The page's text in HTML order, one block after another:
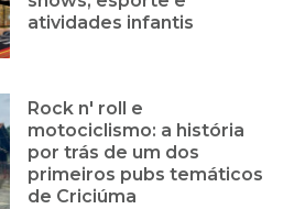
atividades infantis
Rock n' roll e
motociclismo: a história
por trás de um dos
primeiros pubs temáticos
de Criciúma